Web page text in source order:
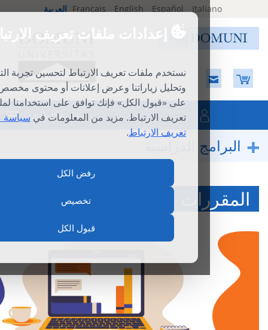
إعدادات ملفات تعريف الارتباط
نستخدم ملفات تعريف الارتباط لتحسين تجربة التصفح
وتحليل زياراتنا وعرض إعلانات أو محتوى مخصص. بالنقر
على «قبول الكل» فإنك توافق على استخدامنا لملفات
تعريف الارتباط. مزيد من المعلومات في سياسة ملفات
تعريف الارتباط .
Français English Español العربية
قائمة الطلبات
الدراسية
والدورات الفرديّة